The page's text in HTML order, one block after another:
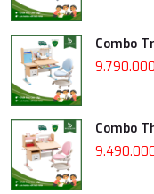
Combo
Combo